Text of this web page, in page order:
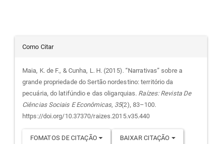
Detalhes
do
artigo
Como Citar
Maia, K. de F., & Cunha, L. H. (2015). “Narrativas” sobre a
grande propriedade do Sertão nordestino: território da
pecuária, do latifúndio e das oligarquias. Raízes: Revista De
Ciências Sociais E Econômicas, 35(2), 83–100.
https://doi.org/10.37370/raizes.2015.v35.440
FOMATOS DE CITAÇÃO BAIXAR CITAÇÃO